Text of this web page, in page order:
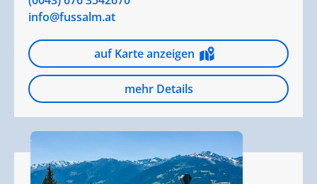
info@fussalm.at
auf Karte anzeigen
mehr Details